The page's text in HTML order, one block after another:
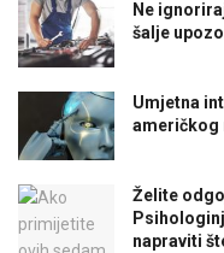
Ne
šalje
Umjetna
američkog
Želite
napraviti